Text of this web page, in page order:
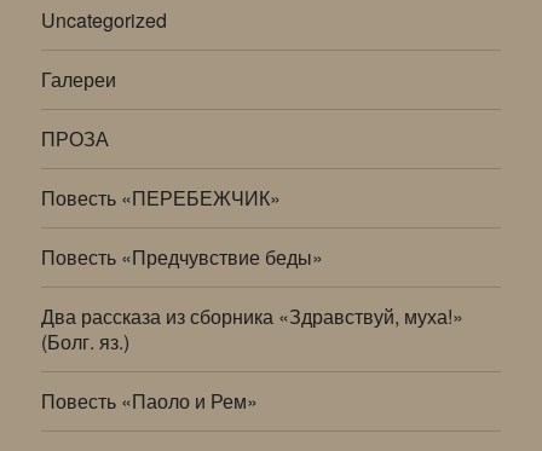
Uncategorized
Галереи
ПРОЗА
Повесть «ПЕРЕБЕЖЧИК»
Повесть «Предчувствие беды»
Два рассказа из сборника «Здравствуй, муха!»
(Болг. яз.)
Повесть «Паоло и Рем»